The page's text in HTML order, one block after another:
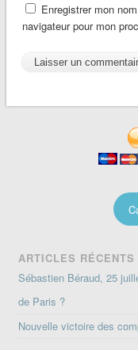
Enregistrer mon
navigateur pour mon
ARTICLES RÉCENTS
Sébastien Béraud, 25
de Paris ?
Nouvelle victoire des